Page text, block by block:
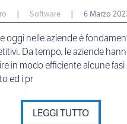
| Software | 6 Marzo
oggi nelle aziende è
Da tempo, le aziende
in modo efficiente alcune
ed i pr
LEGGI TUTTO